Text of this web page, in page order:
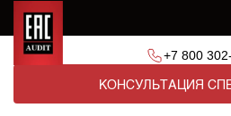
+7 800
КОНСУЛЬТАЦИЯ